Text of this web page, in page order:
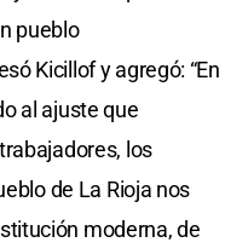
pueblo
Kicillof y agregó: “En
al ajuste que
los
de La Rioja nos
moderna, de